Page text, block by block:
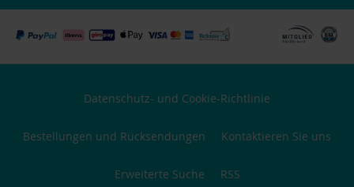
Datenschutz- und Cookie-Richtlinie
Bestellungen und Rücksendungen Kontaktieren Sie uns
Erweiterte Suche RSS